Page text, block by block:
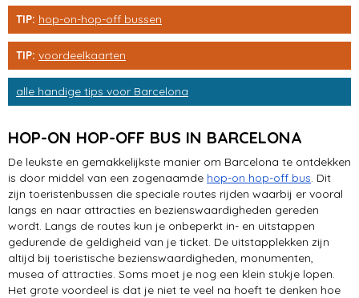
eten & drinken
Camp Nou
Barceloneta
Barri Gòtic
pleinen
musea
Port Vell
TIP: hop-on-hop-off bussen
TIP: voordeelkaarten
alle handige tips voor Barcelona
HOP-ON HOP-OFF BUS IN BARCELONA
De leukste en gemakkelijkste manier om Barcelona te ontdekken
is door middel van een zogenaamde hop-on hop-off bus. Dit
zijn toeristenbussen die speciale routes rijden waarbij er vooral
langs en naar attracties en bezienswaardigheden gereden
wordt. Langs de routes kun je onbeperkt in- en uitstappen
gedurende de geldigheid van je ticket. De uitstapplekken zijn
altijd bij toeristische bezienswaardigheden, monumenten,
musea of attracties. Soms moet je nog een klein stukje lopen.
Het grote voordeel is dat je niet te veel na hoeft te denken hoe